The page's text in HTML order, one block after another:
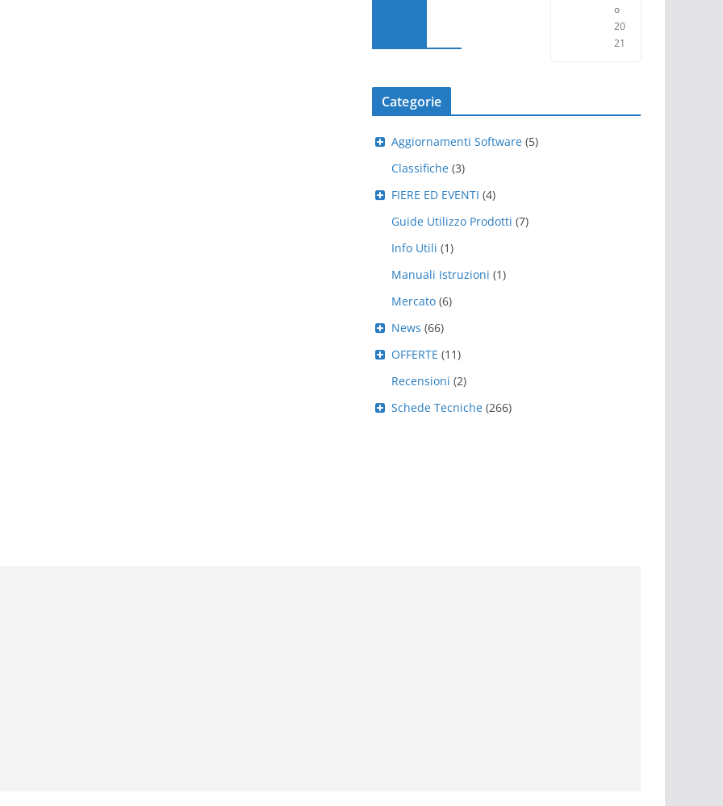
o
20
21
Categorie
Aggiornamenti Software(5)
Classifiche(3)
FIERE ED EVENTI (4)
Guide Utilizzo Prodotti (7)
Info Utili (1)
Manuali Istruzioni (1)
Mercato(6)
News (66)
OFFERTE (11)
Recensioni (2)
Schede Tecniche(266)